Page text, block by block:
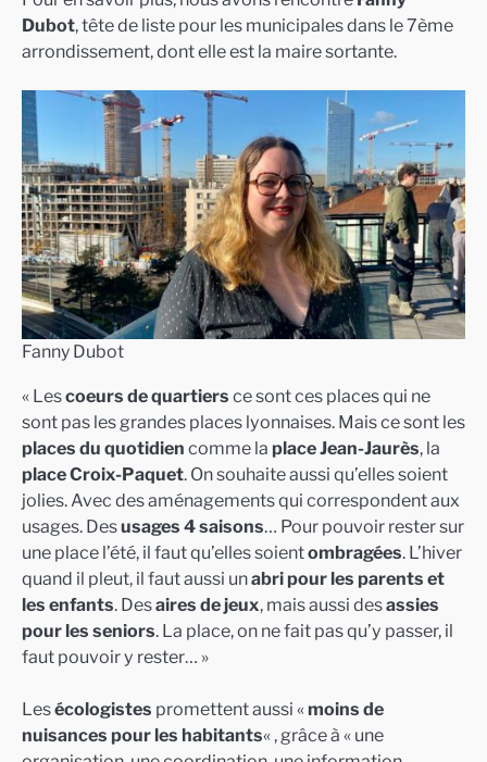
Dubot, tête de liste pour les municipales dans le 7ème
arrondissement, dont elle est la maire sortante.
Fanny Dubot
« Lescoeurs de quartiers ce sont ces places qui ne
sont pas les grandes places lyonnaises. Mais ce sont les
places du quotidien comme la place Jean-Jaurès, la
place Croix-Paquet. On souhaite aussi qu’elles soient
jolies. Avec des aménagements qui correspondent aux
usages. Desusages 4 saisons… Pour pouvoir rester sur
une place l’été, il faut qu’elles soientombragées. L’hiver
quand il pleut, il faut aussi unabri pour les parents et
les enfants. Desaires de jeux, mais aussi desassies
pour les seniors. La place, on ne fait pas qu’y passer, il
faut pouvoir y rester… »
Lesécologistes promettent aussi « moins de
nuisances pour les habitants« , grâce à « une